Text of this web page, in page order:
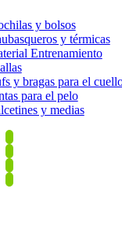
y bolsos
y térmicas
Entrenamiento
y bragas para el
para el pelo
y medias